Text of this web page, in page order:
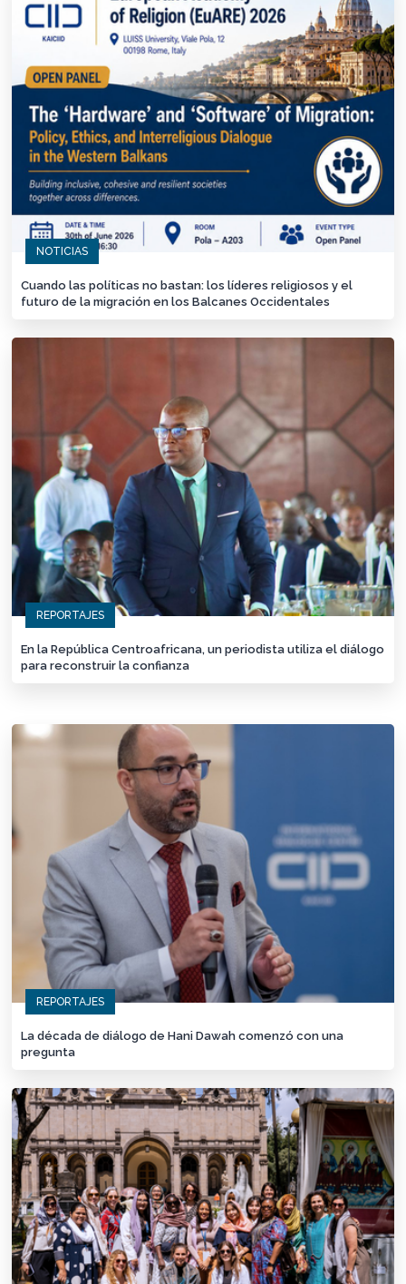
NOTICIAS
Cuando las políticas no bastan: los líderes religiosos y el
futuro de la migración en los Balcanes Occidentales
REPORTAJES
En la República Centroafricana, un periodista utiliza el diálogo
para reconstruir la confianza
REPORTAJES
La década de diálogo de Hani Dawah comenzó con una
pregunta